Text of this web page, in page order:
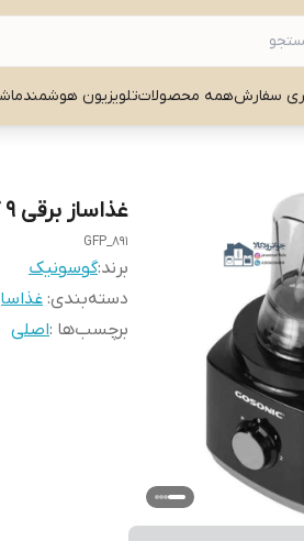
سفارشهمه محصولاتتلویزیون هوشمند
غذاساز برقی ۹ کاره گوسونیک مدل GFP_891
GFP_891
برند:گوسونیک
دسته‌بندی:
برچسب‌ها :اصلی